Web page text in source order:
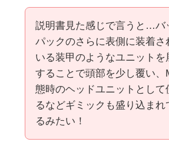
説明書見た感じで言うと…バ
パックのさらに表側に装着さ
いる装甲のようなユニットを
することで頭部を少し覆い、
態時のヘッドユニットとして
るなどギミックも盛り込まれ
るみたい！